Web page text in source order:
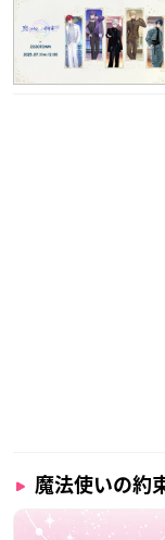
魔法使いの約